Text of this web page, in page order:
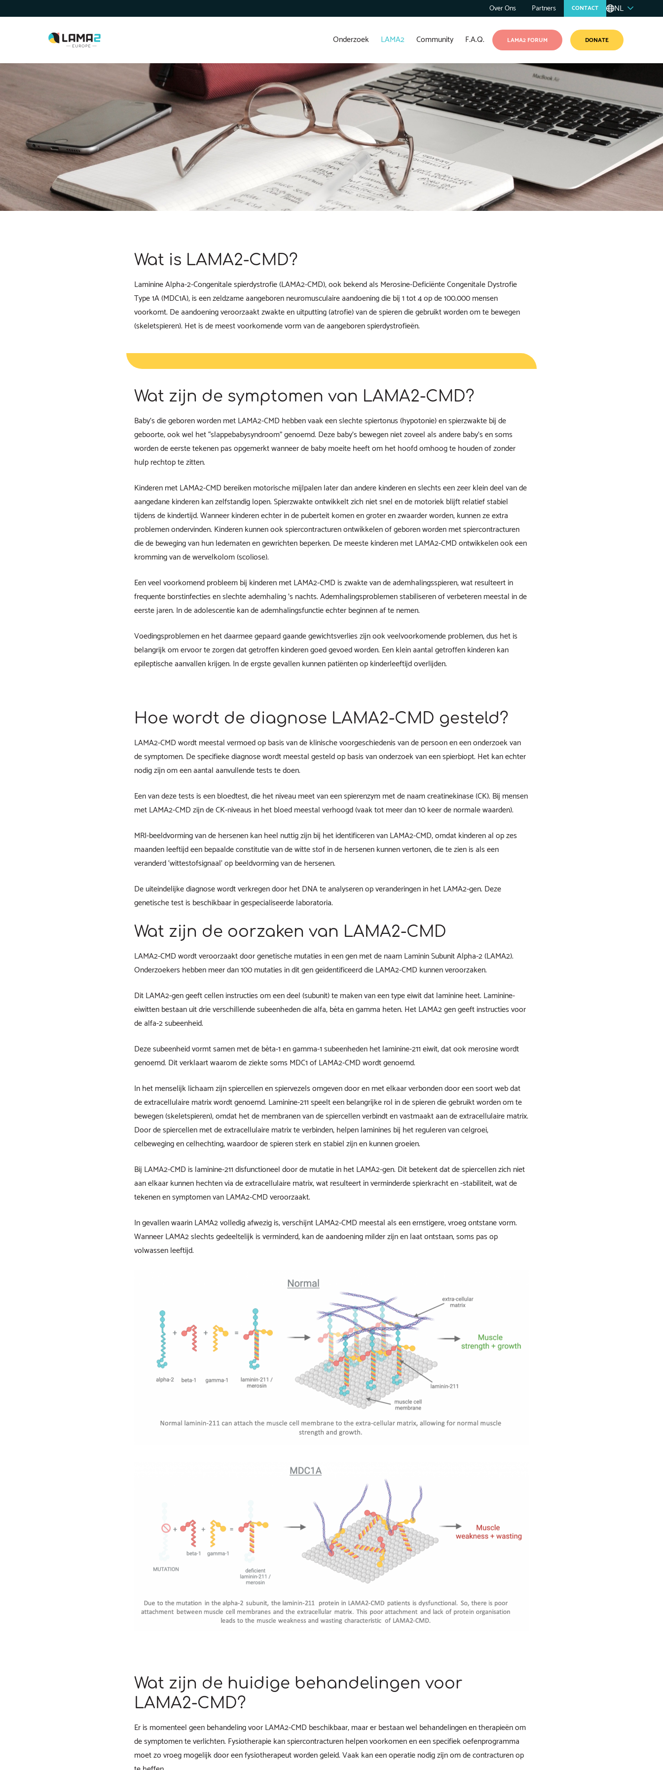
Over Ons Partners CONTACT NL
Onderzoek LAMA2 Community F.A.Q. LAMA2 FORUM DONATE
Wat is LAMA2-CMD?
Laminine Alpha-2-Congenitale spierdystrofie (LAMA2-CMD), ook bekend als Merosine-Deficiënte Congenitale Dystrofie
Type 1A (MDC1A), is een zeldzame aangeboren neuromusculaire aandoening die bij 1 tot 4 op de 100.000 mensen
voorkomt. De aandoening veroorzaakt zwakte en uitputting (atrofie) van de spieren die gebruikt worden om te bewegen
(skeletspieren). Het is de meest voorkomende vorm van de aangeboren spierdystrofieën.
Wat zijn de symptomen van LAMA2-CMD?
Baby’s die geboren worden met LAMA2-CMD hebben vaak een slechte spiertonus (hypotonie) en spierzwakte bij de
geboorte, ook wel het “slappebabysyndroom” genoemd. Deze baby’s bewegen niet zoveel als andere baby’s en soms
worden de eerste tekenen pas opgemerkt wanneer de baby moeite heeft om het hoofd omhoog te houden of zonder
hulp rechtop te zitten.
Kinderen met LAMA2-CMD bereiken motorische mijlpalen later dan andere kinderen en slechts een zeer klein deel van de
aangedane kinderen kan zelfstandig lopen. Spierzwakte ontwikkelt zich niet snel en de motoriek blijft relatief stabiel
tijdens de kindertijd. Wanneer kinderen echter in de puberteit komen en groter en zwaarder worden, kunnen ze extra
problemen ondervinden. Kinderen kunnen ook spiercontracturen ontwikkelen of geboren worden met spiercontracturen
die de beweging van hun ledematen en gewrichten beperken. De meeste kinderen met LAMA2-CMD ontwikkelen ook een
kromming van de wervelkolom (scoliose).
Een veel voorkomend probleem bij kinderen met LAMA2-CMD is zwakte van de ademhalingsspieren, wat resulteert in
frequente borstinfecties en slechte ademhaling ’s nachts. Ademhalingsproblemen stabiliseren of verbeteren meestal in de
eerste jaren. In de adolescentie kan de ademhalingsfunctie echter beginnen af te nemen.
Voedingsproblemen en het daarmee gepaard gaande gewichtsverlies zijn ook veelvoorkomende problemen, dus het is
belangrijk om ervoor te zorgen dat getroffen kinderen goed gevoed worden. Een klein aantal getroffen kinderen kan
epileptische aanvallen krijgen. In de ergste gevallen kunnen patiënten op kinderleeftijd overlijden.
Hoe wordt de diagnose LAMA2-CMD gesteld?
LAMA2-CMD wordt meestal vermoed op basis van de klinische voorgeschiedenis van de persoon en een onderzoek van
de symptomen. De specifieke diagnose wordt meestal gesteld op basis van onderzoek van een spierbiopt. Het kan echter
nodig zijn om een aantal aanvullende tests te doen.
Een van deze tests is een bloedtest, die het niveau meet van een spierenzym met de naam creatinekinase (CK). Bij mensen
met LAMA2-CMD zijn de CK-niveaus in het bloed meestal verhoogd (vaak tot meer dan 10 keer de normale waarden).
MRI-beeldvorming van de hersenen kan heel nuttig zijn bij het identificeren van LAMA2-CMD, omdat kinderen al op zes
maanden leeftijd een bepaalde constitutie van de witte stof in de hersenen kunnen vertonen, die te zien is als een
veranderd ‘wittestofsignaal’ op beeldvorming van de hersenen.
De uiteindelijke diagnose wordt verkregen door het DNA te analyseren op veranderingen in het LAMA2-gen. Deze
genetische test is beschikbaar in gespecialiseerde laboratoria.
Wat zijn de oorzaken van LAMA2-CMD
LAMA2-CMD wordt veroorzaakt door genetische mutaties in een gen met de naam Laminin Subunit Alpha-2 (LAMA2).
Onderzoekers hebben meer dan 100 mutaties in dit gen geïdentificeerd die LAMA2-CMD kunnen veroorzaken.
Dit LAMA2-gen geeft cellen instructies om een deel (subunit) te maken van een type eiwit dat laminine heet. Laminine-
eiwitten bestaan uit drie verschillende subeenheden die alfa, bèta en gamma heten. Het LAMA2 gen geeft instructies voor
de alfa-2 subeenheid.
Deze subeenheid vormt samen met de bèta-1 en gamma-1 subeenheden het laminine-211 eiwit, dat ook merosine wordt
genoemd. Dit verklaart waarom de ziekte soms MDC1 of LAMA2-CMD wordt genoemd.
In het menselijk lichaam zijn spiercellen en spiervezels omgeven door en met elkaar verbonden door een soort web dat
de extracellulaire matrix wordt genoemd. Laminine-211 speelt een belangrijke rol in de spieren die gebruikt worden om te
bewegen (skeletspieren), omdat het de membranen van de spiercellen verbindt en vastmaakt aan de extracellulaire matrix.
Door de spiercellen met de extracellulaire matrix te verbinden, helpen laminines bij het reguleren van celgroei,
celbeweging en celhechting, waardoor de spieren sterk en stabiel zijn en kunnen groeien.
Bij LAMA2-CMD is laminine-211 disfunctioneel door de mutatie in het LAMA2-gen. Dit betekent dat de spiercellen zich niet
aan elkaar kunnen hechten via de extracellulaire matrix, wat resulteert in verminderde spierkracht en -stabiliteit, wat de
tekenen en symptomen van LAMA2-CMD veroorzaakt.
In gevallen waarin LAMA2 volledig afwezig is, verschijnt LAMA2-CMD meestal als een ernstigere, vroeg ontstane vorm.
Wanneer LAMA2 slechts gedeeltelijk is verminderd, kan de aandoening milder zijn en laat ontstaan, soms pas op
volwassen leeftijd.
Wat zijn de huidige behandelingen voor
LAMA2-CMD?
Er is momenteel geen behandeling voor LAMA2-CMD beschikbaar, maar er bestaan wel behandelingen en therapieën om
de symptomen te verlichten. Fysiotherapie kan spiercontracturen helpen voorkomen en een specifiek oefenprogramma
moet zo vroeg mogelijk door een fysiotherapeut worden geleid. Vaak kan een operatie nodig zijn om de contracturen op